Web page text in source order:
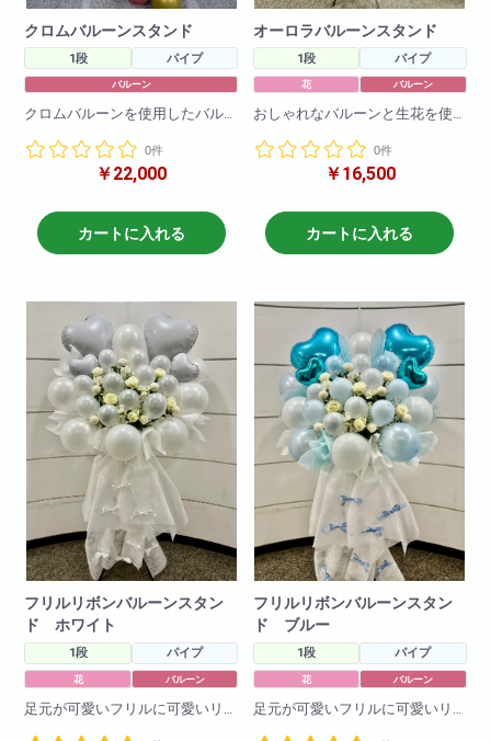
クロムバルーンスタンド
1段 パイプ
バルーン
クロムバルーンを使用したバル
バルーンのお色の変更も可能で
H190
W80
0件
￥22,000
カートに入れる
オーロラバルーンスタンド
1段 パイプ
花 バルーン
おしゃれなバルーンと生花を使
生花やバルーンのお色の変更も
ーンを使用したバルーンスタン
ドになります！
0件
￥16,500
カートに入れる
フリルリボンバルーンスタン
ド ホワイト
1段 パイプ
花 バルーン
足元が可愛いフリルに可愛いリ
フリルリボンバルーンスタン
ド ブルー
1段 パイプ
花 バルーン
足元が可愛いフリルに可愛いリ